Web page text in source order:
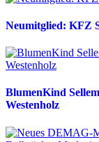
Neumitglied: KFZ
BlumenKind
Westenholz